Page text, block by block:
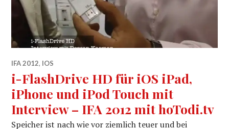
IFA 2012, IOS
i-FlashDrive HD für iOS iPad,
iPhone und iPod Touch mit
Interview – IFA 2012 mit hoTodi.tv
Speicher ist nach wie vor ziemlich teuer und bei